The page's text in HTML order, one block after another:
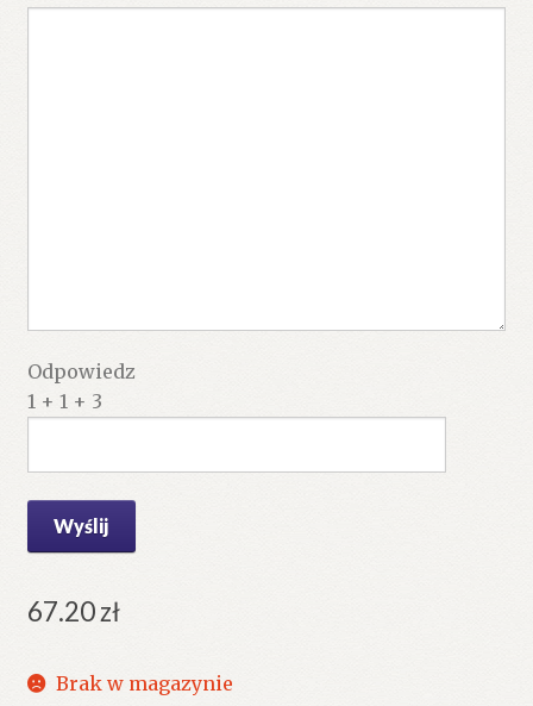
Odpowiedz
1 + 1 + 3
67.20zł
Brak w magazynie